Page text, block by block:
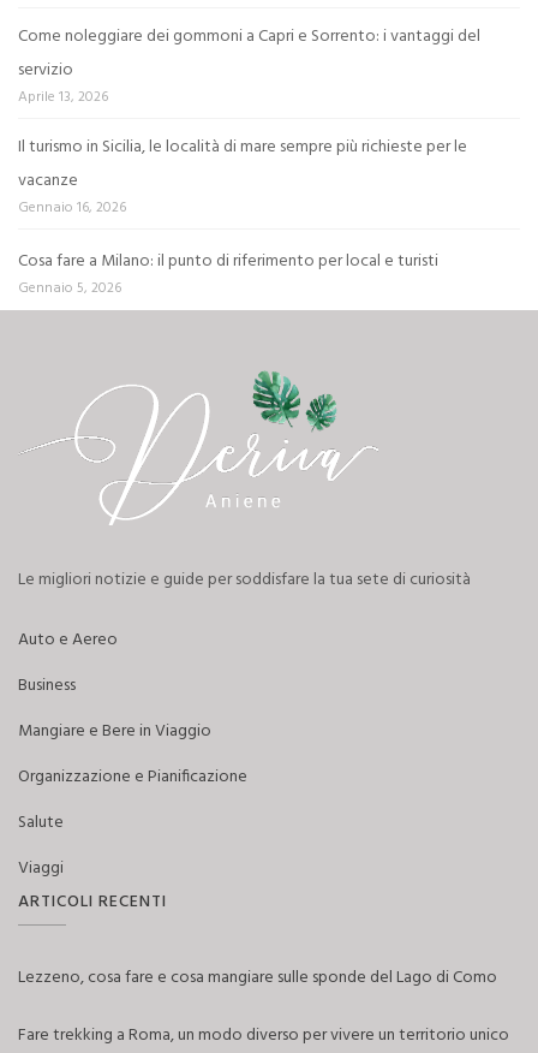
Come noleggiare dei gommoni a Capri e Sorrento: i vantaggi del
servizio
Aprile 13, 2026
Il turismo in Sicilia, le località di mare sempre più richieste per le
vacanze
Gennaio 16, 2026
Cosa fare a Milano: il punto di riferimento per local e turisti
Gennaio 5, 2026
Le migliori notizie e guide per soddisfare la tua sete di curiosità
Auto e Aereo
Business
Mangiare e Bere in Viaggio
Organizzazione e Pianificazione
Salute
Viaggi
ARTICOLI RECENTI
Lezzeno, cosa fare e cosa mangiare sulle sponde del Lago di Como
Fare trekking a Roma, un modo diverso per vivere un territorio unico